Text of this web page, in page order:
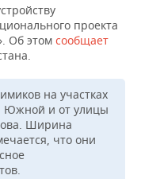
проекта
Об этом сообщает
на участках
Южной и от улицы
Ширина
что они